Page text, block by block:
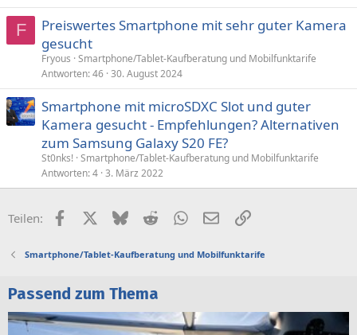
F
Preiswertes Smartphone mit sehr guter Kamera
gesucht
Fryous Smartphone/Tablet-Kaufberatung und Mobilfunktarife
Antworten 46 30. August 2024
Smartphone mit microSDXC Slot und guter
Kamera gesucht - Empfehlungen? Alternativen
zum Samsung Galaxy S20 FE?
St0nks! Smartphone/Tablet-Kaufberatung und Mobilfunktarife
Antworten 4 3. März 2022
Teilen: FacebookX (Twitter)
BlueskyRedditWhatsApp
E-MailLink
Smartphone/Tablet-Kaufberatung und Mobilfunktarife
Passend zum Thema